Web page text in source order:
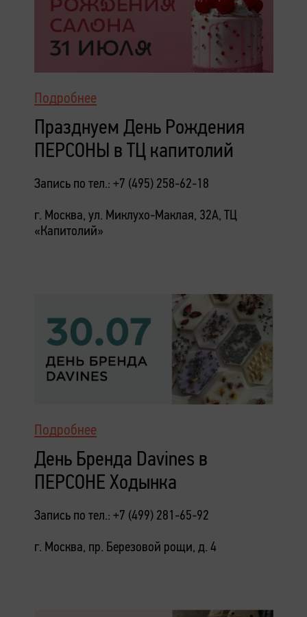
Подробнее
Празднуем День Рождения
ПЕРСОНЫ в ТЦ капитолий
Запись по тел.: +7 (495) 258-62-18
г. Москва, ул. Миклухо-Маклая, 32А, ТЦ
«Капитолий»
Подробнее
День Бренда Davines в
ПЕРСОНЕ Ходынка
Запись по тел.: +7 (499) 281-65-92
г. Москва, пр. Березовой рощи, д. 4